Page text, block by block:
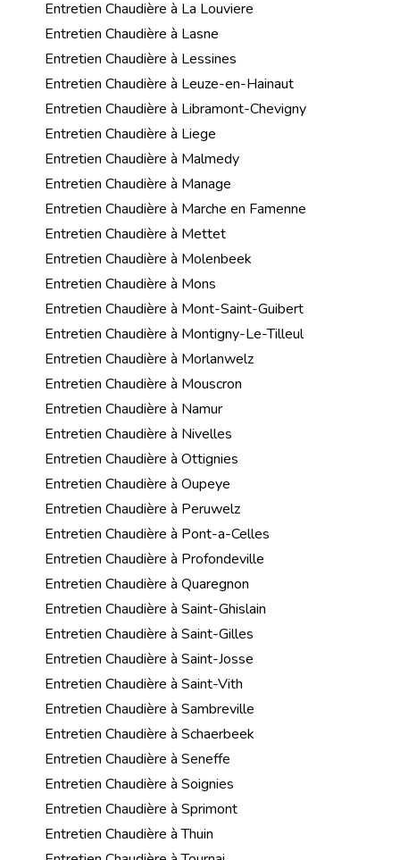
Entretien Chaudière à La Louviere
Entretien Chaudière à Lasne
Entretien Chaudière à Lessines
Entretien Chaudière à Leuze-en-Hainaut
Entretien Chaudière à Libramont-Chevigny
Entretien Chaudière à Liege
Entretien Chaudière à Malmedy
Entretien Chaudière à Manage
Entretien Chaudière à Marche en Famenne
Entretien Chaudière à Mettet
Entretien Chaudière à Molenbeek
Entretien Chaudière à Mons
Entretien Chaudière à Mont-Saint-Guibert
Entretien Chaudière à Montigny-Le-Tilleul
Entretien Chaudière à Morlanwelz
Entretien Chaudière à Mouscron
Entretien Chaudière à Namur
Entretien Chaudière à Nivelles
Entretien Chaudière à Ottignies
Entretien Chaudière à Oupeye
Entretien Chaudière à Peruwelz
Entretien Chaudière à Pont-a-Celles
Entretien Chaudière à Profondeville
Entretien Chaudière à Quaregnon
Entretien Chaudière à Saint-Ghislain
Entretien Chaudière à Saint-Gilles
Entretien Chaudière à Saint-Josse
Entretien Chaudière à Saint-Vith
Entretien Chaudière à Sambreville
Entretien Chaudière à Schaerbeek
Entretien Chaudière à Seneffe
Entretien Chaudière à Soignies
Entretien Chaudière à Sprimont
Entretien Chaudière à Thuin